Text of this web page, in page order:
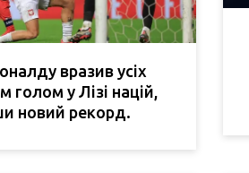
вразив усіх
голом у Лізі націй,
новий рекорд.